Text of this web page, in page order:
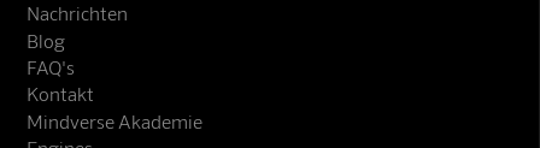
Online · KI-Assistent
Nachrichten
Blog
FAQ's
Kontakt
Mindverse Akademie